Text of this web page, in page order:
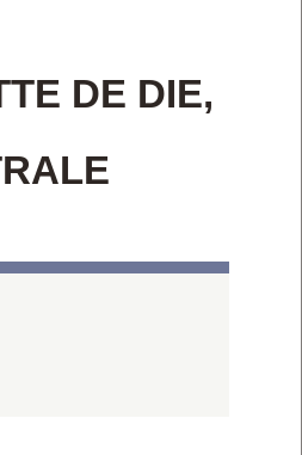
DE DIE,